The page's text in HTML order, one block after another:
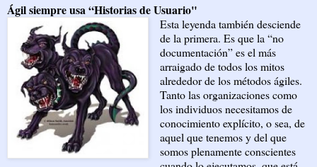
Ágil siempre usa “Historias de Usuario"
Esta leyenda también desciende
de la primera. Es que la “no
documentación” es el más
arraigado de todos los mitos
alrededor de los métodos ágiles.
Tanto las organizaciones como
los individuos necesitamos de
conocimiento explícito, o sea, de
aquel que tenemos y del que
somos plenamente conscientes